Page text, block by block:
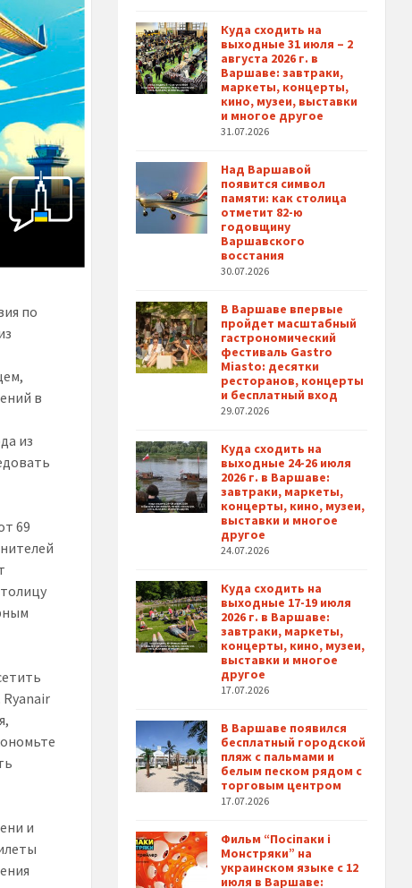
по
в
из
69
Ryanair
и
Куда сходить на
выходные 31 июля – 2
августа 2026 г. в
Варшаве: завтраки,
маркеты, концерты,
кино, музеи, выставки
и многое другое
31.07.2026
Над Варшавой
появится символ
памяти: как столица
отметит 82-ю
годовщину
Варшавского
восстания
30.07.2026
В Варшаве впервые
пройдет масштабный
гастрономический
фестиваль Gastro
Miasto: десятки
ресторанов, концерты
и бесплатный вход
29.07.2026
Куда сходить на
выходные 24-26 июля
2026 г. в Варшаве:
завтраки, маркеты,
концерты, кино, музеи,
выставки и многое
другое
24.07.2026
Куда сходить на
выходные 17-19 июля
2026 г. в Варшаве:
завтраки, маркеты,
концерты, кино, музеи,
выставки и многое
другое
17.07.2026
В Варшаве появился
бесплатный городской
пляж с пальмами и
белым песком рядом с
торговым центром
17.07.2026
Фильм “Посіпаки і
Монстряки” на
украинском языке с 12
июля в Варшаве: